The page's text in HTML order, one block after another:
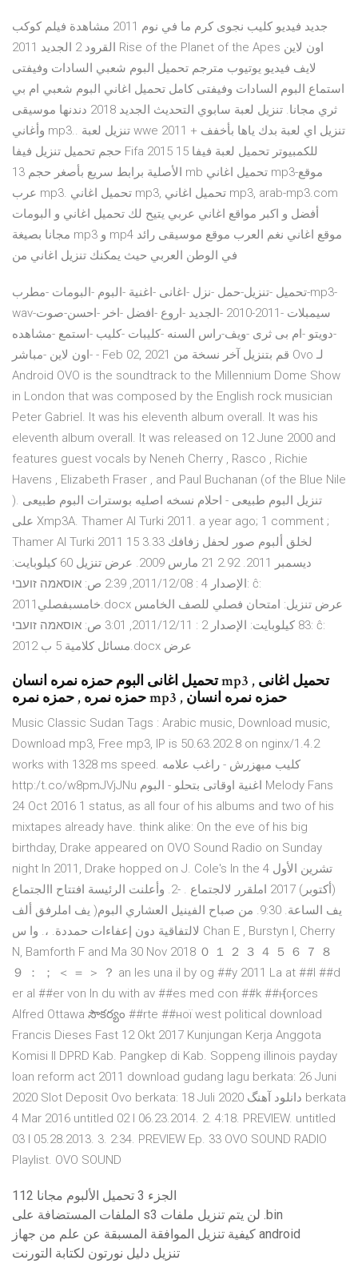
جديد فيديو كليب نجوى كرم ما في نوم 2011 مشاهدة فيلم كوكب
القرود 2 الجديد 2011 Rise of the Planet of the Apes اون لاين
لايف فيديو يوتيوب مترجم تحميل البوم شعبي السادات وفيفتى
استماع البوم السادات وفيفتى كامل تحميل اغاني البوم شعبي ام بي
ثري مجانا. تنزيل لعبة سابوي التحديث الجديد 2018 دندنها موسيقى
وأغاني mp3.. تنزيل لعبة wwe 2011 + تنزيل اي لعبة بدك ياها بأخفف
حجم تحميل تنزيل فيفا Fifa 2015 للكمبيوتر تحميل لعبة فيفا 15
الأصلية برابط سريع بأصغر حجم 13 mb تحميل اغاني mp3-موقع
عرب mp3. تحميل اغاني mp3, تحميل اغاني mp3, arab-mp3.com
أفضل و اكبر مواقع اغاني عربي يتيح لك تحميل اغاني و البومات
مجانا بصيغة mp3 و mp4 موقع اغاني نغم العرب موقع موسيقى رائد
في الوطن العربي حيث يمكنك تنزيل اغاني من
تحميل -تنزيل-حمل -نزل -اغانى -اغنية -البوم -البومات -مطرب-mp3-
wav-سيمبلات -2011-2010 -الجديد -اروع -افضل -اخر -احسن-صوت
-دويتو -ام بى ثرى -ويف-راس السنه -كليبات -كليب -استمع -مشاهده
-اون لاين -مباشر - Feb 02, 2021 قم بتنزيل آخر نسخة من Ovo لـ
Android OVO is the soundtrack to the Millennium Dome Show
in London that was composed by the English rock musician
Peter Gabriel. It was his eleventh album overall. It was his
eleventh album overall. It was released on 12 June 2000 and
features guest vocals by Neneh Cherry , Rasco , Richie
Havens , Elizabeth Fraser , and Paul Buchanan (of the Blue Nile
). تنزيل البوم طبيعى - احلام نسخه اصليه بوسترات البوم طبيعى
على Xmp3A. Thamer Al Turki 2011. a year ago; 1 comment ;
Thamer Al Turki 2011 لخلق ألبوم صور لحفل زفافك 3.33 15
ديسمبر 2011. 2.92 21 مارس 2009. عرض تنزيل 60 كيلوبايت:
الإصدار 4 : 08‏/12‏/2011, 2:39 ص: אוסאמה זועבי: ĉ:
خامسبفصلي2011.docx عرض تنزيل: امتحان فصلي للصف الخامس
83 كيلوبايت: الإصدار 2 : 11‏/12‏/2011, 3:01 ص: אוסאמה זועבי: ĉ:
مسائل كلامية 5 ب 2012.docx عرض
تحميل اغانى البوم حمزه نمره انسان mp3 , تحميل اغانى
حمزه نمره , حمزه نمره mp3 , حمزه نمره انسان
Music Classic Sudan Tags : Arabic music, Download music,
Download mp3, Free mp3, IP is 50.63.202.8 on nginx/1.4.2
works with 1328 ms speed. كليب مبهزرش - راغب علامه
http:/t.co/w8pmJVjJNu اغنية اوقاتى بتحلو - البوم Melody Fans
24 Oct 2016 1 status, as all four of his albums and two of his
mixtapes already have. think alike: On the eve of his big
birthday, Drake appeared on OVO Sound Radio on Sunday
night In 2011, Drake hopped on J. Cole's In the 4 تشرين الأول
(أكتوبر) 2017 املقرر لالجتماع . -2. وأعلنت الرئيسة افتتاح االجتماع
يف الساعة. 9:30. من صباح الفينيل العشاري البوم( يف املرفق ألف
لالتفاقية دون إعفاءات حمددة. ،. وا س Chan E , Burstyn I, Cherry
N, Bamforth F and Ma 30 Nov 2018 ０ １ ２ ３ ４ ５ ６ ７ ８
９ ： ； ＜ ＝ ＞ ？ an les una il by og ##y 2011 La at ##l ##d
er al ##er von In du with av ##es med con ##k ##ң forces
Alfred Ottawa సౌకర్యం ##rte ##ної west political download
Francis Dieses Fast 12 Okt 2017 Kunjungan Kerja Anggota
Komisi II DPRD Kab. Pangkep di Kab. Soppeng illinois payday
loan reform act 2011 download gudang lagu berkata: 26 Juni
2020 Slot Deposit Ovo berkata: 18 Juli 2020 دانلود آهنگ berkata
4 Mar 2016 untitled 02 l 06.23.2014. 2. 4:18. PREVIEW. untitled
03 l 05.28.2013. 3. 2:34. PREVIEW Ep. 33 OVO SOUND RADIO
Playlist. OVO SOUND
112 الجزء 3 تحميل الألبوم مجانا
الملفات المستضافة على s3 لن يتم تنزيل ملفات .bin
كيفية تنزيل الموافقة المسبقة عن علم من جهاز android
تنزيل دليل نورتون لكتابة التورنت